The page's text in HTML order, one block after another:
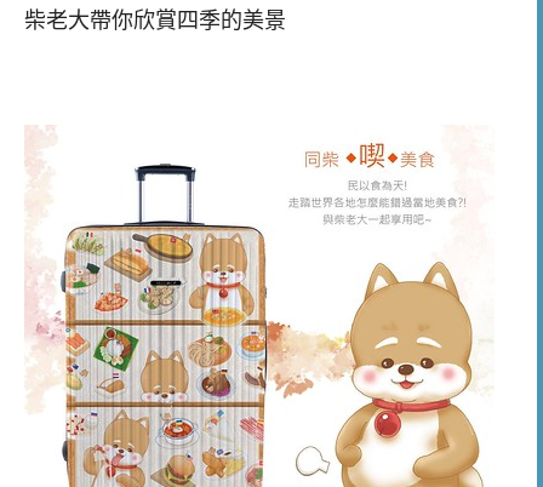
柴老大帶你欣賞四季的美景